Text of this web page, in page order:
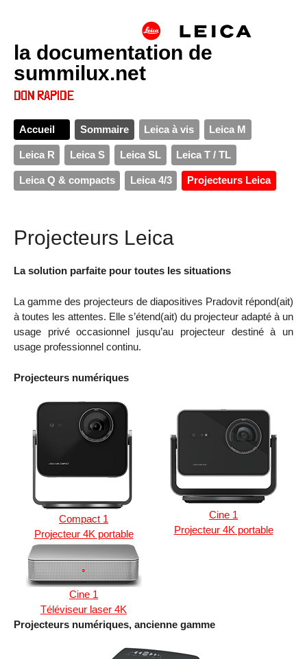
la documentation de
summilux.net
Accueil Sommaire Leica à vis Leica M
Leica R Leica S Leica SL Leica T / TL
Leica Q & compacts Leica 4/3 Projecteurs Leica
Projecteurs Leica
La solution parfaite pour toutes les situations
La gamme des projecteurs de diapositives Pradovit répond(ait)
à toutes les attentes. Elle s’étend(ait) du projecteur adapté à un
usage privé occasionnel jusqu’au projecteur destiné à un
usage professionnel continu.
Projecteurs numériques
Compact 1
Projecteur 4K portable
Cine 1
Projecteur 4K portable
Cine 1
Téléviseur laser 4K
Projecteurs numériques, ancienne gamme